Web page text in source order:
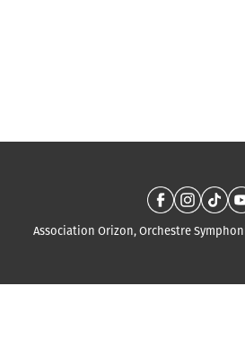
Association Orizon, Orchestre